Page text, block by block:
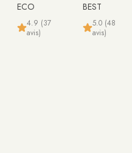
ECO
4.9 (37
avis)
BEST
5.0 (48
avis)